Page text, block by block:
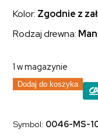
Kolor: Zgodnie z
Rodzaj drewna:
1 w magazynie
ilość
Szafka
szufladami
kolonialna
Dodaj do koszyka
Symbol: 0046-MS-